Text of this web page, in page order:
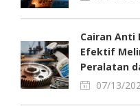
Cairan Anti
Efektif
Peralatan
07/13/